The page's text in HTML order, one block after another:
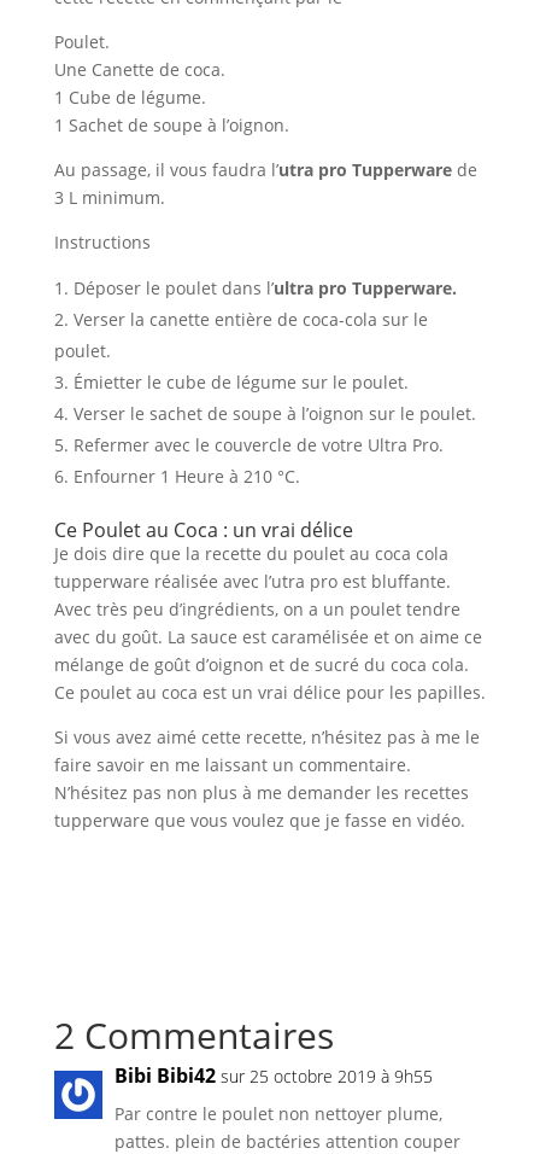
Poulet.
Une Canette de coca.
1 Cube de légume.
1 Sachet de soupe à l’oignon.
Au passage, il vous faudra l’utra pro Tupperwarede
3 L minimum.
Instructions
Déposer le poulet dans l’ultra pro Tupperware.
Verser la canette entière de coca-cola sur le
poulet.
Émietter le cube de légume sur le poulet.
Verser le sachet de soupe à l’oignon sur le poulet.
Refermer avec le couvercle de votre Ultra Pro.
Enfourner 1 Heure à 210 °C.
Ce Poulet au Coca : un vrai délice
Je dois dire que la recette du poulet au coca cola
tupperware réalisée avec l’utra pro est bluffante.
Avec très peu d’ingrédients, on a un poulet tendre
avec du goût. La sauce est caramélisée et on aime ce
mélange de goût d’oignon et de sucré du coca cola.
Ce poulet au coca est un vrai délice pour les papilles.
Si vous avez aimé cette recette, n’hésitez pas à me le
faire savoir en me laissant un commentaire.
N’hésitez pas non plus à me demander les recettes
tupperware que vous voulez que je fasse en vidéo.
2 Commentaires
Bibi Bibi42 sur 25 octobre 2019 à 9h55
Par contre le poulet non nettoyer plume,
pattes. plein de bactéries attention couper